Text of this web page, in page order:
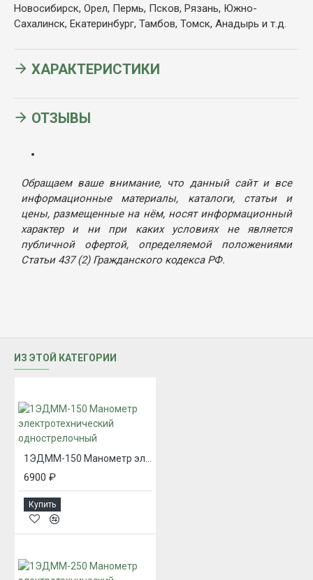
Новосибирск, Орел, Пермь, Псков, Рязань, Южно-
Сахалинск, Екатеринбург, Тамбов, Томск, Анадырь и т.д.
ХАРАКТЕРИСТИКИ
ОТЗЫВЫ
Обращаем ваше внимание, что данный сайт и все
информационные материалы, каталоги, статьи и
цены, размещенные на нём, носят информационный
характер и ни при каких условиях не является
публичной офертой, определяемой положениями
Статьи 437 (2) Гражданского кодекса РФ.
ИЗ ЭТОЙ КАТЕГОРИИ
6900 ₽
Купить